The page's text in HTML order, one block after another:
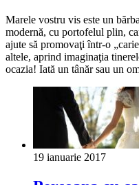
Marele vostru vis este un
modernă, cu portofelul plin,
ajute să promovaţi într-o
altele, aprind imaginaţia
ocazia! Iată un tânăr sau un
19 ianuarie 2017